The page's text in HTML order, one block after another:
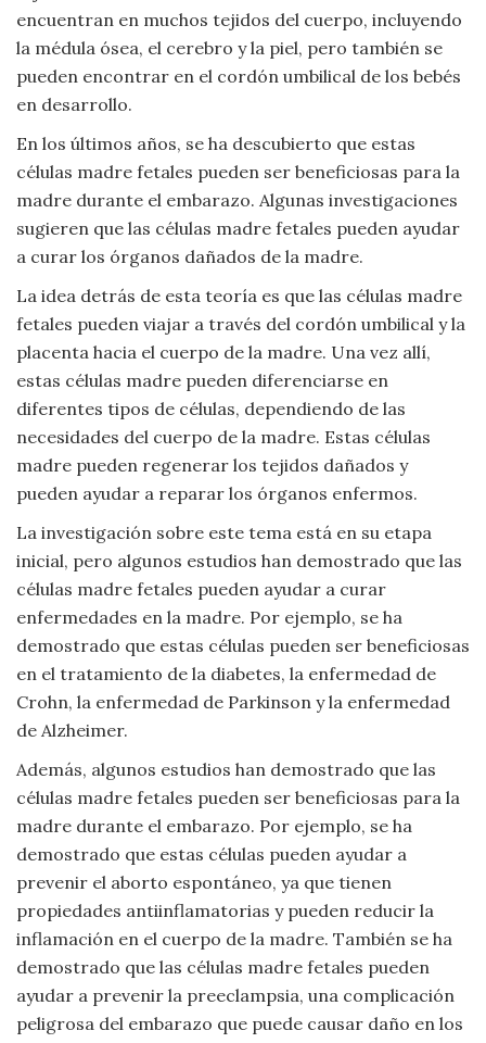
encuentran en muchos tejidos del cuerpo, incluyendo
la médula ósea, el cerebro y la piel, pero también se
pueden encontrar en el cordón umbilical de los bebés
en desarrollo.
En los últimos años, se ha descubierto que estas
células madre fetales pueden ser beneficiosas para la
madre durante el embarazo. Algunas investigaciones
sugieren que las células madre fetales pueden ayudar
a curar los órganos dañados de la madre.
La idea detrás de esta teoría es que las células madre
fetales pueden viajar a través del cordón umbilical y la
placenta hacia el cuerpo de la madre. Una vez allí,
estas células madre pueden diferenciarse en
diferentes tipos de células, dependiendo de las
necesidades del cuerpo de la madre. Estas células
madre pueden regenerar los tejidos dañados y
pueden ayudar a reparar los órganos enfermos.
La investigación sobre este tema está en su etapa
inicial, pero algunos estudios han demostrado que las
células madre fetales pueden ayudar a curar
enfermedades en la madre. Por ejemplo, se ha
demostrado que estas células pueden ser beneficiosas
en el tratamiento de la diabetes, la enfermedad de
Crohn, la enfermedad de Parkinson y la enfermedad
de Alzheimer.
Además, algunos estudios han demostrado que las
células madre fetales pueden ser beneficiosas para la
madre durante el embarazo. Por ejemplo, se ha
demostrado que estas células pueden ayudar a
prevenir el aborto espontáneo, ya que tienen
propiedades antiinflamatorias y pueden reducir la
inflamación en el cuerpo de la madre. También se ha
demostrado que las células madre fetales pueden
ayudar a prevenir la preeclampsia, una complicación
peligrosa del embarazo que puede causar daño en los